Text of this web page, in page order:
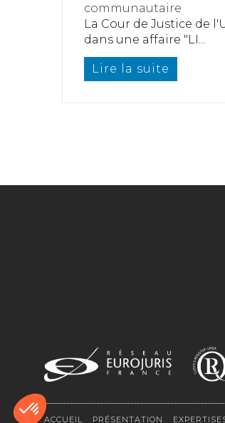
communautaire
La Cour de Justice de
dans une affaire "LI...
Lire la suite
ACCUEIL PRÉSENTATION